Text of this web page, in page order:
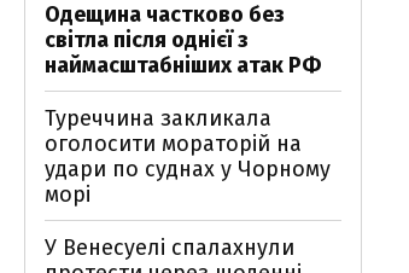
Одещина частково без
світла після однієї з
наймасштабніших атак РФ
Туреччина закликала
оголосити мораторій на
удари по суднах у Чорному
морі
У Венесуелі спалахнули